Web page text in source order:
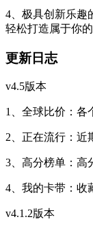
4、极具创新乐趣
轻松打造属于你
更新日志
v4.5版本
1、全球比价：各
2、正在流行：近
3、高分榜单：高
4、我的卡带：收
v4.1.2版本